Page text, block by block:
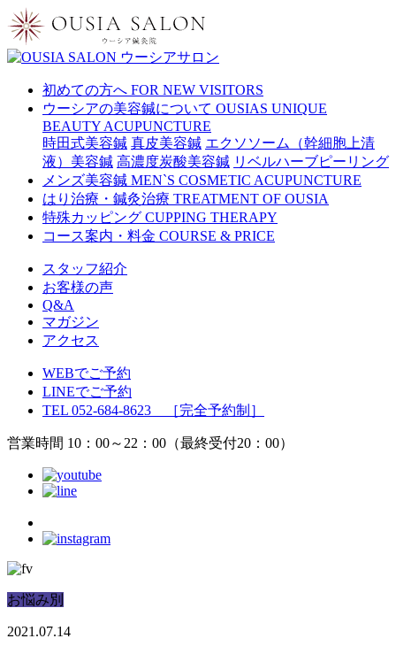
初めての方へ FOR NEW VISITORS
ウーシアの美容鍼について OUSIAS UNIQUE
BEAUTY ACUPUNCTURE
時田式美容鍼 真皮美容鍼 エクソソーム（幹細胞上清
液）美容鍼 高濃度炭酸美容鍼 リベルハーブピーリング
メンズ美容鍼 MEN`S COSMETIC ACUPUNCTURE
はり治療・鍼灸治療 TREATMENT OF OUSIA
特殊カッピング CUPPING THERAPY
コース案内・料金 COURSE & PRICE
スタッフ紹介
お客様の声
Q&A
マガジン
アクセス
WEBでご予約
LINEでご予約
TEL 052-684-8623 ［完全予約制］
営業時間 10：00～22：00（最終受付20：00）
お悩み別
2021.07.14